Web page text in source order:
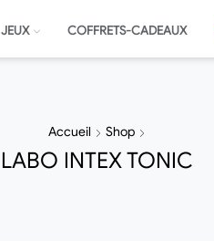
JEUX COFFRETS-CADEAUX
Accueil Shop
LABO INTEX TONIC